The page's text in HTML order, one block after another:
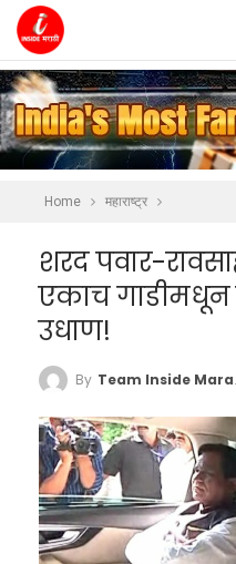
Home महाराष्ट्र
शरद पवार-
एकाच गाडीमधून
उधाण!
By Team Inside Marathi